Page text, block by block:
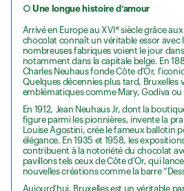
○ Une longue histoire d’amour
Arrivé en Europe au XVIᵉ siècle grâce
chocolat connaît un véritable essor avec
nombreuses fabriques voient le jour
notamment dans la capitale belge. En
Charles Neuhaus fonde Côte d’Or,
Quelques décennies plus tard, Bruxelles
emblématiques comme Mary, Godiva ou
En 1912, Jean Neuhaus Jr, dont la
figure parmi les pionnières, invente la
Louise Agostini, crée le fameux ballotin
élégance. En 1935 et 1958, les
contribuent à la notoriété du chocolat
pavillons tels ceux de Côte d’Or, qui
nouvelles créations comme la barre
Aujourd’hui, Bruxelles est un véritable